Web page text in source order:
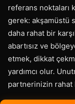
referans noktaları
gerek: akşamüstü
daha rahat bir
abartısız ve
etmek, dikkat
yardımcı olur.
partnerinizin rahat